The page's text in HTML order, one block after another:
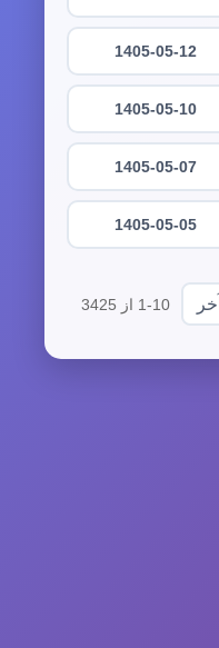
1405-05-12
1405-05-10
1405-05-07
1405-05-05
آخر 1-10 از 3425